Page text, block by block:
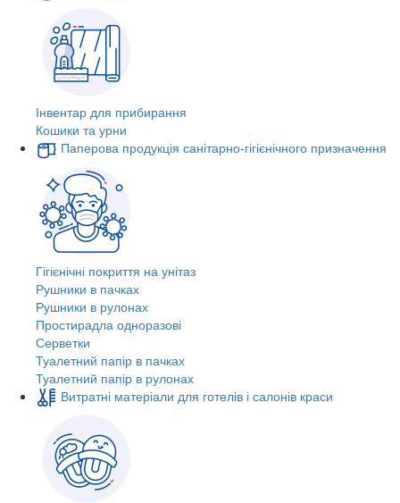
Інвентар для прибирання
Кошики та урни
Паперова продукція санітарно-гігієнічного призначення
Гігієнічні покриття на унітаз
Рушники в пачках
Рушники в рулонах
Простирадла одноразові
Серветки
Туалетний папір в пачках
Туалетний папір в рулонах
Витратні матеріали для готелів і салонів краси